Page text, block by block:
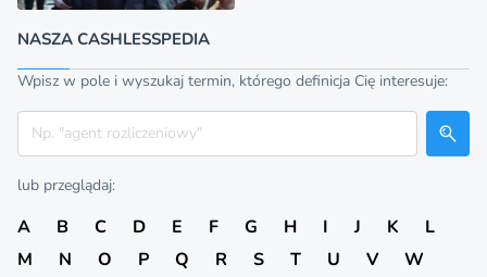
NASZA CASHLESSPEDIA
Wpisz w pole i wyszukaj termin, którego definicja Cię interesuje:
Szukaj
lub przeglądaj:
A B C D E F G H I J K
L
M
N O P Q R S T U V
W